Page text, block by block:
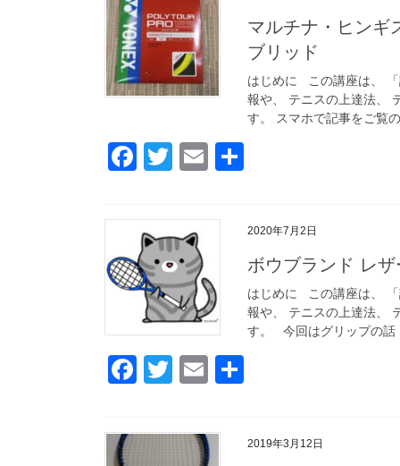
マルチナ・ヒンギ
ブリッド
はじめに この講座は、
報や、 テニスの上達法、
す。 スマホで記事をご覧
F
c
e
b
o
o
k
T
tt
er
E
ail
2020年7月2日
ボウブランド レ
はじめに この講座は、
報や、 テニスの上達法、
す。 今回はグリップの
F
c
T
tt
E
ail
2019年3月12日